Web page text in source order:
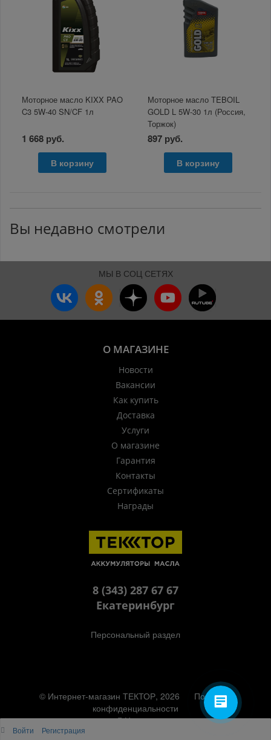
Моторное масло KIXX PAO
C3 5W-40 SN/CF 1л
1 668 руб.
В корзину
Моторное масло TEBOIL
GOLD L 5W-30 1л (Россия,
Торжок)
897 руб.
В корзину
Вы недавно смотрели
МЫ В СОЦ СЕТЯХ
О МАГАЗИНЕ
Новости
Вакансии
Как купить
Доставка
Услуги
О магазине
Гарантия
Контакты
Сертификаты
Награды
8 (343) 287 67 67
Екатеринбург
Персональный раздел
© Интернет-магазин ТЕКТОР, 2026
Политика
конфиденциальности
Наверх
Войти
Регистрация